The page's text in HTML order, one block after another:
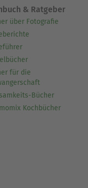
geboren,
sich als
Reisen
kehrte er in
einigem Erfolg
in
Von 1866 bis
in New York, wo
& Ratgeber
über Fotografie
für die
Bücher
Kochbücher